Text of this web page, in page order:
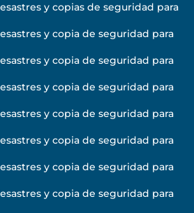
y copias de seguridad para
y copia de seguridad para
y copia de seguridad para
y copia de seguridad para
y copia de seguridad para
y copia de seguridad para
y copia de seguridad para
y copia de seguridad para